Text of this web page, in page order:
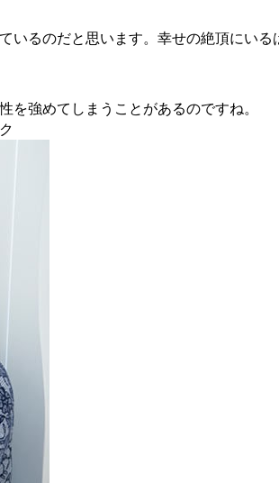
いるのだと思います。幸せの絶頂にい
を強めてしまうことがあるのですね。